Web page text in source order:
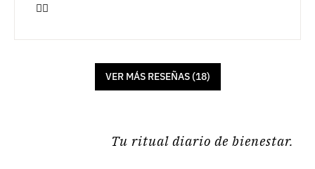
👍🏻
VER MÁS RESEÑAS (18)
Tu ritual diario de bienestar.